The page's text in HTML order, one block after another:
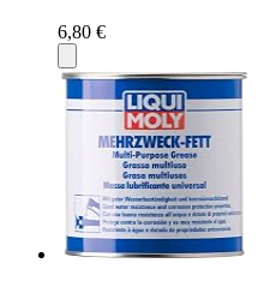
6,80 €